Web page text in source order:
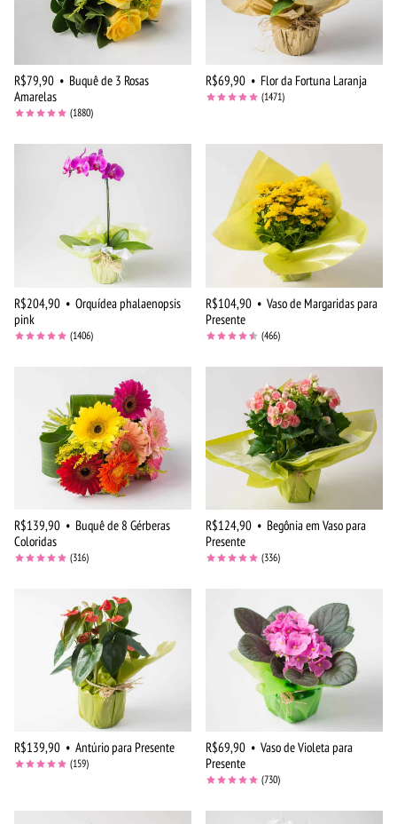
R$79,90 • Buquê de 3 Rosas
Amarelas
(1880)
R$69,90 • Flor da Fortuna Laranja
(1471)
R$204,90 • Orquídea phalaenopsis
pink
(1406)
R$104,90 • Vaso de Margaridas para
Presente
(466)
R$139,90 • Buquê de 8 Gérberas
Coloridas
(316)
R$124,90 • Begônia em Vaso para
Presente
(336)
R$139,90 • Antúrio para Presente
(159)
R$69,90 • Vaso de Violeta para
Presente
(730)